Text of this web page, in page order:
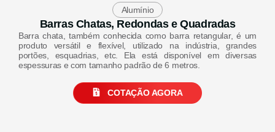
Alumínio
Barras Chatas, Redondas e Quadradas
Barra chata, também conhecida como barra retangular, é um
produto versátil e flexível, utilizado na indústria, grandes
portões, esquadrias, etc. Ela está disponível em diversas
espessuras e com tamanho padrão de 6 metros.
COTAÇÃO AGORA